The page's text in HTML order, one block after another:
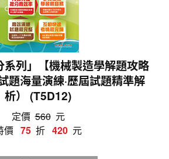
系列」【機械製造學解題攻略
題海量演練‧歷屆試題精準解
析） (T5D12)
定價 560 元
價 75 折 420 元